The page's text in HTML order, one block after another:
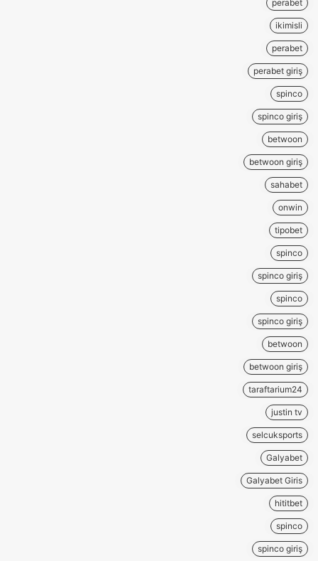
perabet
ikimisli
perabet
perabet giriş
spinco
spinco giriş
betwoon
betwoon giriş
sahabet
onwin
tipobet
spinco
spinco giriş
spinco
spinco giriş
betwoon
betwoon giriş
taraftarium24
justin tv
selcuksports
Galyabet
Galyabet Giris
hititbet
spinco
spinco giriş